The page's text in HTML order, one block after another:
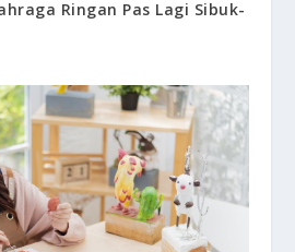
Ringan Pas Lagi Sibuk-